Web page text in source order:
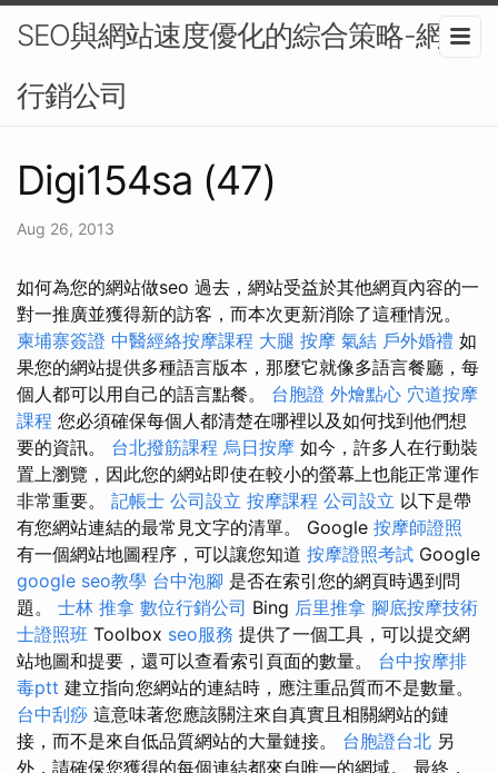
SEO與網站速度優化的綜合策略-網路
行銷公司
Digi154sa (47)
Aug 26, 2013
如何為您的網站做seo 過去，網站受益於其他網頁內容的一
對一推廣並獲得新的訪客，而本次更新消除了這種情況。
柬埔寨簽證 中醫經絡按摩課程 大腿 按摩 氣結 戶外婚禮 如
果您的網站提供多種語言版本，那麼它就像多語言餐廳，每
個人都可以用自己的語言點餐。 台胞證 外燴點心 穴道按摩
課程 您必須確保每個人都清楚在哪裡以及如何找到他們想
要的資訊。 台北撥筋課程 烏日按摩 如今，許多人在行動裝
置上瀏覽，因此您的網站即使在較小的螢幕上也能正常運作
非常重要。 記帳士 公司設立 按摩課程 公司設立 以下是帶
有您網站連結的最常見文字的清單。 Google 按摩師證照
有一個網站地圖程序，可以讓您知道 按摩證照考試 Google
google seo教學 台中泡腳 是否在索引您的網頁時遇到問
題。 士林 推拿 數位行銷公司 Bing 后里推拿 腳底按摩技術
士證照班 Toolbox seo服務 提供了一個工具，可以提交網
站地圖和提要，還可以查看索引頁面的數量。 台中按摩排
毒ptt 建立指向您網站的連結時，應注重品質而不是數量。
台中刮痧 這意味著您應該關注來自真實且相關網站的鏈
接，而不是來自低品質網站的大量鏈接。 台胞證台北 另
外，請確保您獲得的每個連結都來自唯一的網域。 最終，